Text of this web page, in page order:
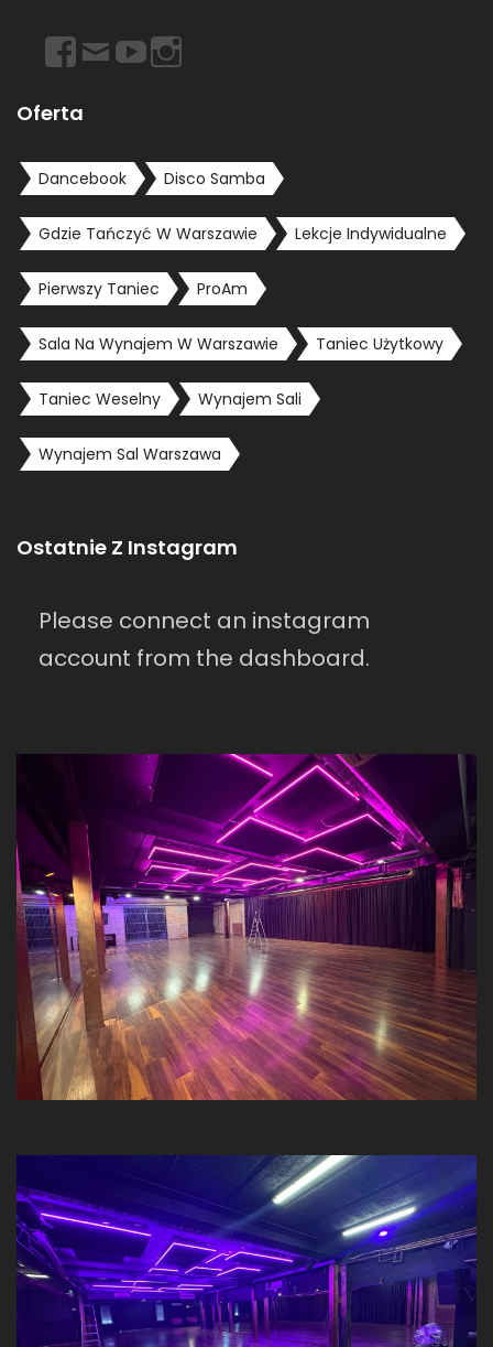
https://www.facebook.com/dancebookwarszawa
Emailhttps://www.youtube.com/user/dancebookpl
Oferta
Dancebook Disco Samba
Gdzie Tańczyć W Warszawie Lekcje Indywidualne
Pierwszy Taniec ProAm
Sala Na Wynajem W Warszawie Taniec Użytkowy
Taniec Weselny Wynajem Sali
Wynajem Sal Warszawa
Ostatnie Z Instagram
Please connect an instagram
account from the dashboard.